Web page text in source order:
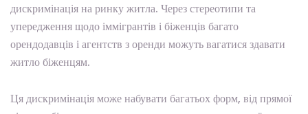
дискримінація на ринку житла. Через стереотипи та
упередження щодо іммігрантів і біженців багато
орендодавців і агентств з оренди можуть вагатися здавати
житло біженцям.
Ця дискримінація може набувати багатьох форм, від прямої